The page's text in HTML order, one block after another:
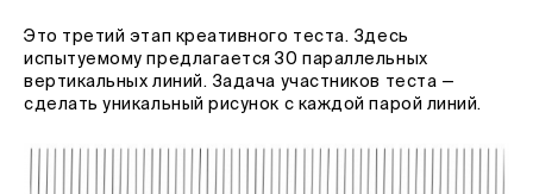
Это третий этап креативного теста. Здесь
испытуемому предлагается 30 параллельных
вертикальных линий. Задача участников теста —
сделать уникальный рисунок с каждой парой линий.